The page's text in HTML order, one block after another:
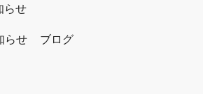
らせ
らせ ブログ